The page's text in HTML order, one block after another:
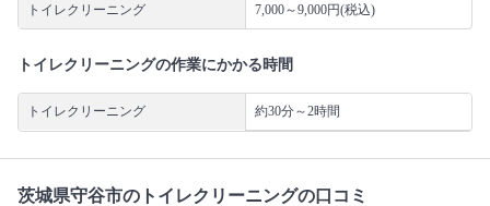
トイレクリーニング 7,000～9,000円(税込)
トイレクリーニングの作業にかかる時間
トイレクリーニング 約30分～2時間
茨城県守谷市のトイレクリーニングの口コミ